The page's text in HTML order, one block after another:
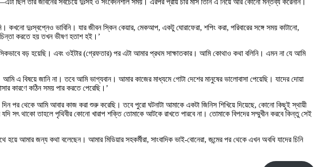
ছিল তার জীবনের সবচেয়ে দুঃসহ ও সংবেদনশীল সময়। এরপর প্রায় চার মাস তিনি এ নিয়ে আর কোনো মন্তব্য করেননি।
কখনো দুঃস্বপ্নেও ভাবিনি। যার জীবন স্কিন কেয়ার, মেকআপ, একটু ঘোরাফেরা, শপিং করা, পরিবারের সঙ্গে সময় কাটানো,
করতে হয় তখন ভীষণ হতাশ হই।’
বড় হয়েছি। এবং ওইটার (গ্রেফতার) পর এটা আমার প্রথম সাক্ষাতকার। আমি কোথাও কথা বলিনি। এমন না যে আমি
এ বিষয়ে জানি না। তবে আমি ভাগ্যবান। আমার কাজের মাধ্যমে গোটা দেশের মানুষের ভালোবাসা পেয়েছি। যাদের দোয়া
কারণে কঠিন সময় পার করতে পেরেছি।’
পর থেকে আমি আবার কাজ করা শুরু করেছি। তবে পুরো ঘটনাটা আমাকে একটা জিনিস শিখিয়ে দিয়েছে, কোনো কিছুই স্থায়ী
থাকো তাহলে পৃথিবীর কোনো খারাপ শক্তি তোমাকে আটকে রাখতে পারবে না। তোমাকে বিপদের সম্মুখীন করবে কিন্তু সেই
হয়ে আমার জন্য কথা বলেছেন। আমার মিডিয়ার সহকর্মীরা, সাংবাদিক ভাই-বোনেরা, জন্মের পর থেকে এখন অবধি যাদের চিনি